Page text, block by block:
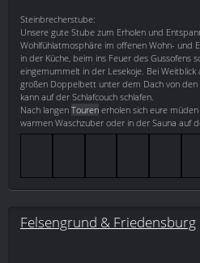
Steinbrecherstube:
Unsere gute Stube zum Erholen und
Wohlfühlatmosphäre im offenen Wohn- und
in der Küche, beim ins Feuer des Gussofens
eingemummelt in der Lesekoje. Bei
großen Doppelbett unter dem Dach von den
kann auf der Schlafcouch schlafen.
Nach langen Touren erholen sich eure
warmen Waschzuber oder in der Sauna auf
Felsengrund & Friedensburg